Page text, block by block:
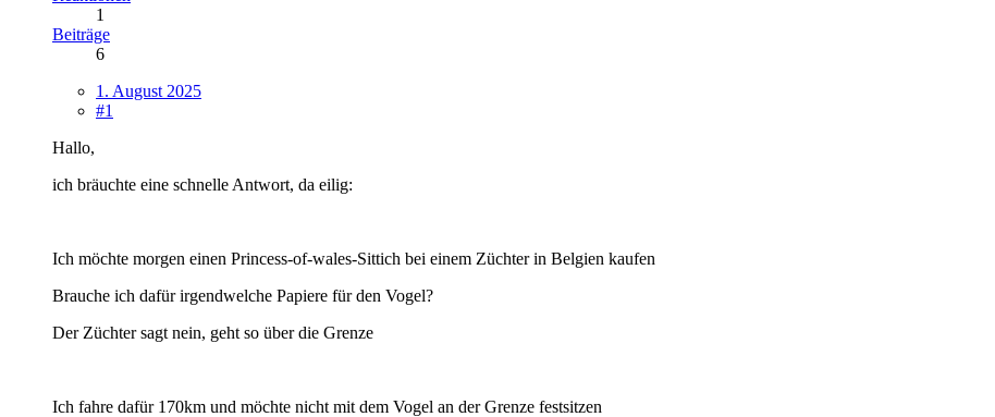
1
Beiträge
6
1. August 2025
#1
Hallo,
ich bräuchte eine schnelle Antwort, da eilig:
Ich möchte morgen einen Princess-of-wales-Sittich bei einem Züchter in Belgien kaufen
Brauche ich dafür irgendwelche Papiere für den Vogel?
Der Züchter sagt nein, geht so über die Grenze
Ich fahre dafür 170km und möchte nicht mit dem Vogel an der Grenze festsitzen